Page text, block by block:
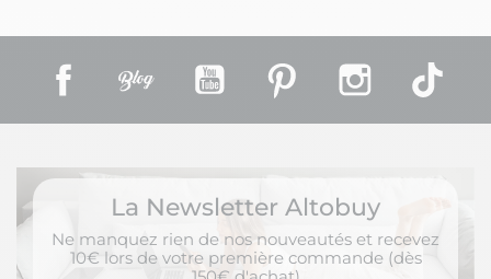
Facebook YouTube Pinterest Instagram
La Newsletter Altobuy
Ne manquez rien de nos nouveautés et recevez
10€ lors de votre première commande (dès